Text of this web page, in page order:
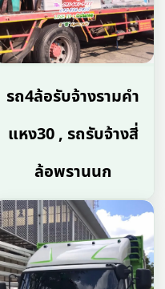
รถ4ล้อรับจ้างรามคํา
แหง30 , รถรับจ้างสี่
ล้อพรานนก